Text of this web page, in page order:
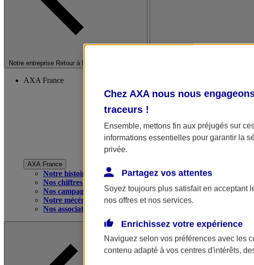
Notre entreprise Retour à la section précédente
AXA France
AXA France
Notre histoire
Nos chiffres clés
Nos campagnes publicitaires
Notre mécénat
Nos associations
Chez AXA nous nous
traceurs !
Ensemble, mettons fin aux préjugés sur
informations essentielles pour garantir la
privée.
Partagez vos attentes
Soyez toujours plus satisfait en acceptant
nos offres et nos services.
Enrichissez votre expérience
Naviguez selon vos préférences avec les
contenu adapté à vos centres d'intérêts,